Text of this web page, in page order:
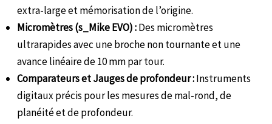
extra-large et mémorisation de l’origine.
Micromètres (s_Mike EVO) :Des micromètres
ultrarapides avec une broche non tournante et une
avance linéaire de 10 mm par tour.
Comparateurs et Jauges de profondeur :Instruments
digitaux précis pour les mesures de mal-rond, de
planéité et de profondeur.